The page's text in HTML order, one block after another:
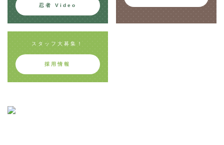
忍者 Video
スタッフ大募集！
採用情報